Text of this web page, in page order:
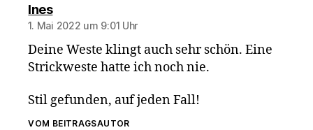
Inessagt:
1. Mai 2022 um 9:01 Uhr
Deine Weste klingt auch sehr schön. Eine
Strickweste hatte ich noch nie.
Stil gefunden, auf jeden Fall!
VOM BEITRAGSAUTOR